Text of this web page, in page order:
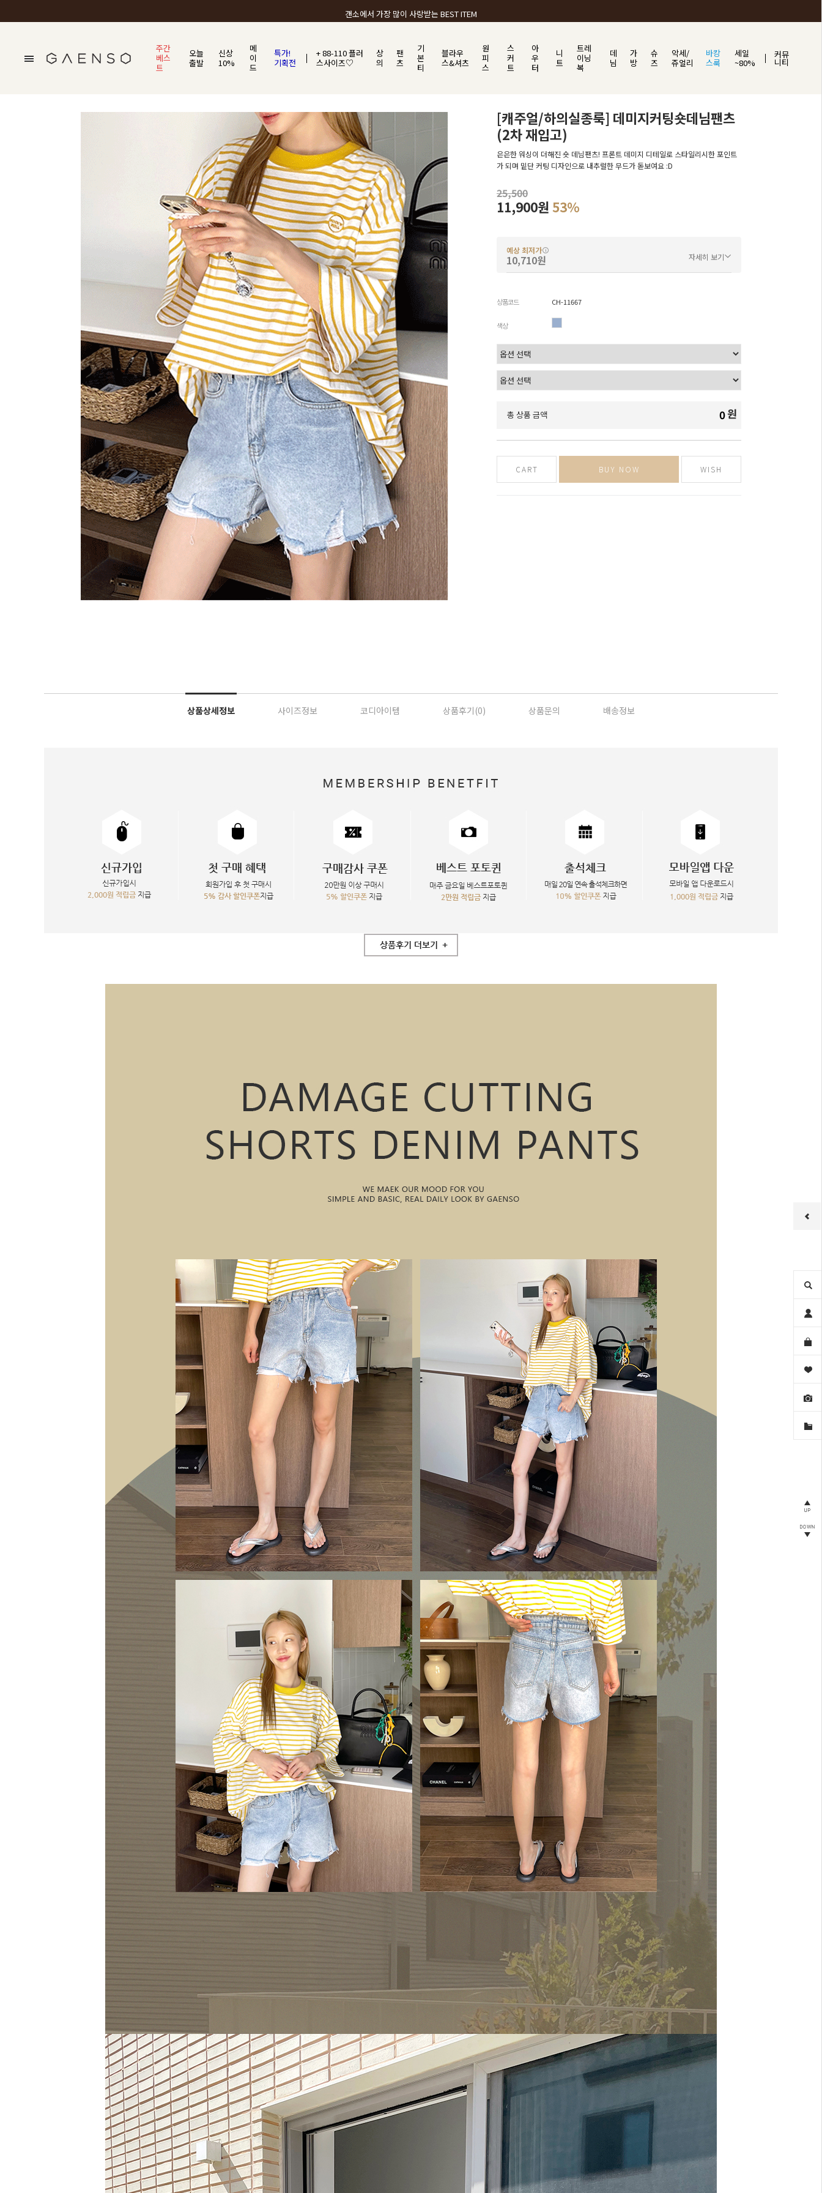
갠소에서 가장 많이 사랑받는 BEST ITEM
주간
베스
트
오늘
출발
신상
10%
메
이
드
특가!
기획전
+ 88-110 플러
스사이즈♡
상
의
팬
츠
기
본
티
블라우
스&셔츠
원
피
스
스
커
트
아
우
터
니
트
트레
이닝
복
데
님
가
방
슈
즈
악세/
쥬얼리
바캉
스룩
세일
~80%
커뮤
니티
[캐주얼/하의실종룩] 데미지커팅숏데님팬츠
(2차 재입고)
은은한 워싱이 더해진 숏 데님팬츠! 프론트 데미지 디테일로 스타일리시한 포인트
가 되며 밑단 커팅 디자인으로 내추럴한 무드가 돋보여요 :D
25,500
11,900원 53%
예상 최저가
10,710원 자세히 보기
상품코드 CH-11667
색상
총 상품 금액 0원
CART BUY NOW WISH
상품상세정보 사이즈정보 코디아이템 상품후기(0) 상품문의 배송정보